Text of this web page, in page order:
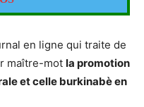
en ligne qui traite de
maître-mot la promotion
et celle burkinabè en